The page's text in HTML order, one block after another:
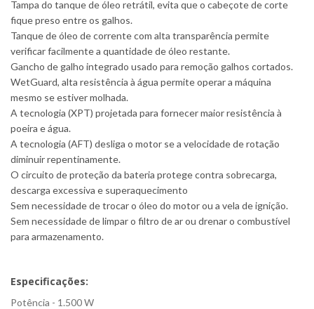
Tampa do tanque de óleo retrátil, evita que o cabeçote de corte
fique preso entre os galhos.
Tanque de óleo de corrente com alta transparência permite
verificar facilmente a quantidade de óleo restante.
Gancho de galho integrado usado para remoção galhos cortados.
WetGuard, alta resistência à água permite operar a máquina
mesmo se estiver molhada.
A tecnologia (XPT) projetada para fornecer maior resistência à
poeira e água.
A tecnologia (AFT) desliga o motor se a velocidade de rotação
diminuir repentinamente.
O circuito de proteção da bateria protege contra sobrecarga,
descarga excessiva e superaquecimento
Sem necessidade de trocar o óleo do motor ou a vela de ignição.
Sem necessidade de limpar o filtro de ar ou drenar o combustível
para armazenamento.
Especificações:
Potência - 1.500 W